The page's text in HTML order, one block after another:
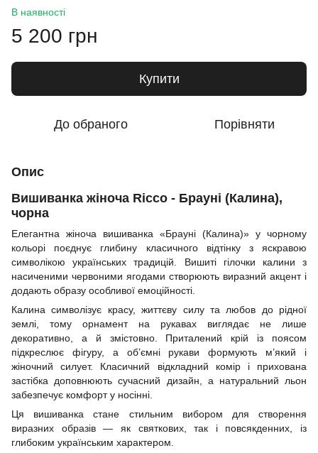
В наявності
5 200 грн
Купити
До обраного Порівняти
Опис
Вишиванка жіноча Ricco - Брауні (Калина),
чорна
Елегантна жіноча вишиванка «Брауні (Калина)» у чорному
кольорі поєднує глибину класичного відтінку з яскравою
символікою українських традицій. Вишиті гілочки калини з
насиченими червоними ягодами створюють виразний акцент і
додають образу особливої емоційності.
Калина символізує красу, життєву силу та любов до рідної
землі, тому орнамент на рукавах виглядає не лише
декоративно, а й змістовно. Приталений крій із поясом
підкреслює фігуру, а об’ємні рукави формують м’який і
жіночний силует. Класичний відкладний комір і прихована
застібка доповнюють сучасний дизайн, а натуральний льон
забезпечує комфорт у носінні.
Ця вишиванка стане стильним вибором для створення
виразних образів — як святкових, так і повсякденних, із
глибоким українським характером.